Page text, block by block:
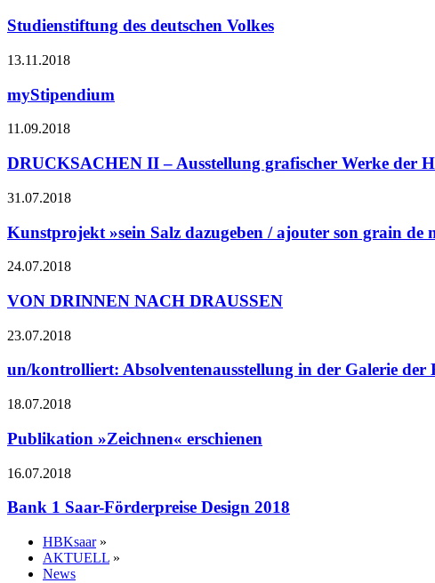
Studienstiftung des deutschen Volkes
13.11.2018
myStipendium
11.09.2018
DRUCKSACHEN II – Ausstellung grafischer Werke der
31.07.2018
Kunstprojekt »sein Salz dazugeben / ajouter son grain de
24.07.2018
VON DRINNEN NACH DRAUSSEN
23.07.2018
un/kontrolliert: Absolventenausstellung in der Galerie der
18.07.2018
Publikation »Zeichnen« erschienen
16.07.2018
Bank 1 Saar-Förderpreise Design 2018
HBKsaar»
AKTUELL »
News